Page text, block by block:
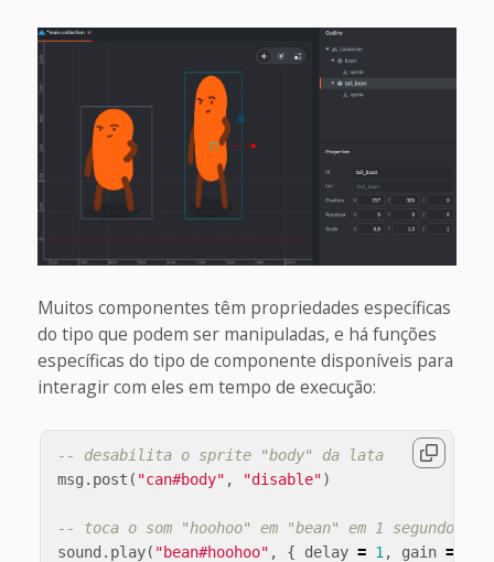
Muitos componentes têm propriedades específicas
do tipo que podem ser manipuladas, e há funções
específicas do tipo de componente disponíveis para
interagir com eles em tempo de execução:
-- desabilita o sprite "body" da lata
msg . post ( "can#body" , "disable")
-- toca o som "hoohoo" em "bean" em 1 segundo
sound . play( "bean#hoohoo" , { delay = 1 , gain =